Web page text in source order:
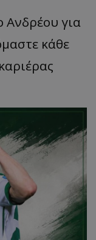
Ανδρέου για
κάθε